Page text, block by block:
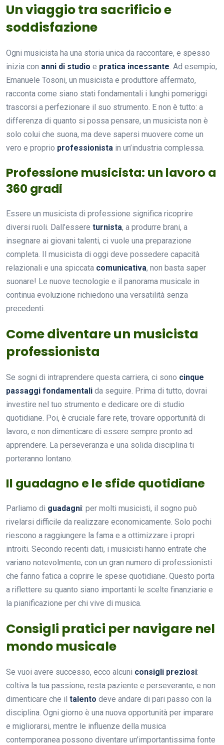
Un viaggio tra sacrificio e
soddisfazione
Ogni musicista ha una storia unica da raccontare, e spesso
inizia con anni di studio e pratica incessante. Ad esempio,
Emanuele Tosoni, un musicista e produttore affermato,
racconta come siano stati fondamentali i lunghi pomeriggi
trascorsi a perfezionare il suo strumento. E non è tutto: a
differenza di quanto si possa pensare, un musicista non è
solo colui che suona, ma deve sapersi muovere come un
vero e proprio professionista in un’industria complessa.
Professione musicista: un lavoro a
360 gradi
Essere un musicista di professione significa ricoprire
diversi ruoli. Dall’essere turnista, a produrre brani, a
insegnare ai giovani talenti, ci vuole una preparazione
completa. Il musicista di oggi deve possedere capacità
relazionali e una spiccata comunicativa, non basta saper
suonare! Le nuove tecnologie e il panorama musicale in
continua evoluzione richiedono una versatilità senza
precedenti.
Come diventare un musicista
professionista
Se sogni di intraprendere questa carriera, ci sono cinque
passaggi fondamentali da seguire. Prima di tutto, dovrai
investire nel tuo strumento e dedicare ore di studio
quotidiane. Poi, è cruciale fare rete, trovare opportunità di
lavoro, e non dimenticare di essere sempre pronto ad
apprendere. La perseveranza e una solida disciplina ti
porteranno lontano.
Il guadagno e le sfide quotidiane
Parliamo di guadagni: per molti musicisti, il sogno può
rivelarsi difficile da realizzare economicamente. Solo pochi
riescono a raggiungere la fama e a ottimizzare i propri
introiti. Secondo recenti dati, i musicisti hanno entrate che
variano notevolmente, con un gran numero di professionisti
che fanno fatica a coprire le spese quotidiane. Questo porta
a riflettere su quanto siano importanti le scelte finanziarie e
la pianificazione per chi vive di musica.
Consigli pratici per navigare nel
mondo musicale
Se vuoi avere successo, ecco alcuni consigli preziosi:
coltiva la tua passione, resta paziente e perseverante, e non
dimenticare che il talento deve andare di pari passo con la
disciplina. Ogni giorno è una nuova opportunità per imparare
e migliorarsi, mentre le influenze della musica
contemporanea possono diventare un’importantissima fonte